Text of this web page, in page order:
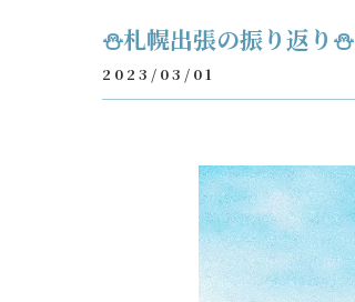
⛄札幌出張の振り返り⛄
2023/03/01